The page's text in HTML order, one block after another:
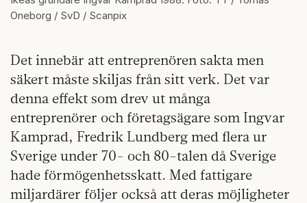
Oneborg / SvD / Scanpix
Det innebär att entreprenören sakta men
säkert måste skiljas från sitt verk. Det var
denna effekt som drev ut många
entreprenörer och företagsägare som Ingvar
Kamprad, Fredrik Lundberg med flera ur
Sverige under 70- och 80-talen då Sverige
hade förmögenhetsskatt. Med fattigare
miljardärer följer också att deras möjligheter